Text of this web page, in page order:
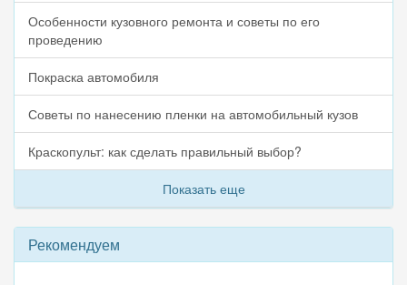
Особенности кузовного ремонта и советы по его
проведению
Покраска автомобиля
Советы по нанесению пленки на автомобильный кузов
Краскопульт: как сделать правильный выбор?
Показать еще
Рекомендуем